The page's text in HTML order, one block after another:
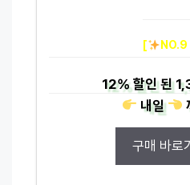
[ NO.9
12%할인 된
내일
구매 바로